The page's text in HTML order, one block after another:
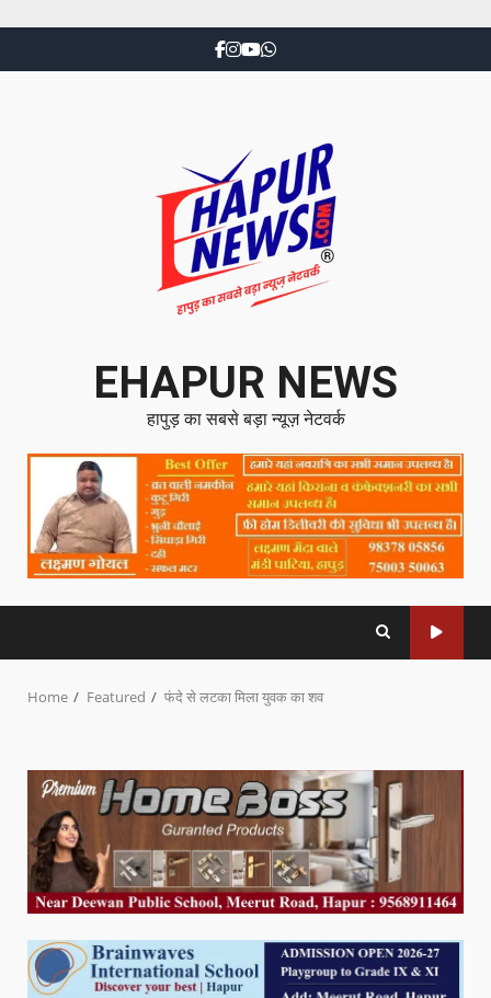
EHAPUR NEWS
हापुड़ का सबसे बड़ा न्यूज़ नेटवर्क
Home Featured फंदे से लटका मिला युवक का शव